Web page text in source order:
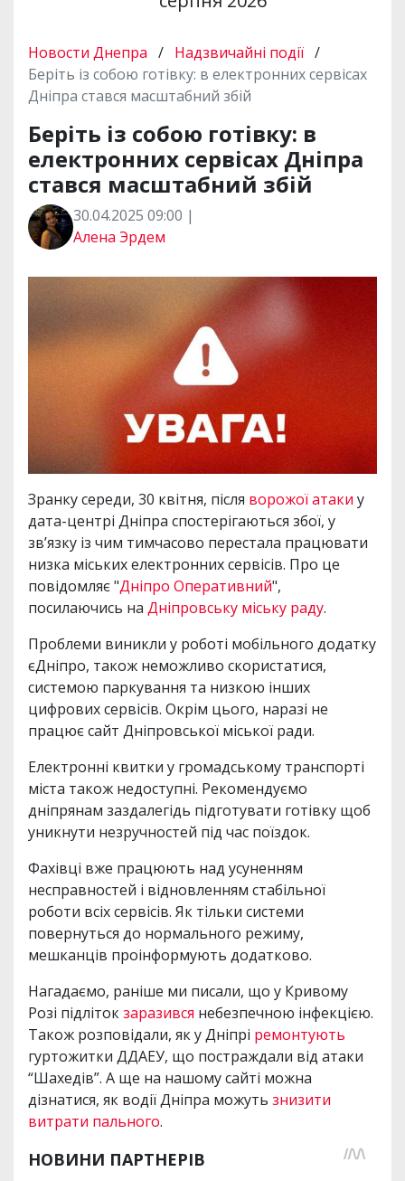
Новости Днепра / Надзвичайні події /
Беріть із собою готівку: в електронних сервісах
Дніпра стався масштабний збій
Беріть із собою готівку: в
електронних сервісах Дніпра
стався масштабний збій
30.04.2025 09:00 |
Алена Эрдем
Зранку середи, 30 квітня, після ворожої атаки у
дата-центрі Дніпра спостерігаються збої, у
зв’язку із чим тимчасово перестала працювати
низка міських електронних сервісів. Про це
повідомляє "Дніпро Оперативний",
посилаючись на Дніпровську міську раду.
Проблеми виникли у роботі мобільного додатку
єДніпро, також неможливо скористатися,
системою паркування та низкою інших
цифрових сервісів. Окрім цього, наразі не
працює сайт Дніпровської міської ради.
Електронні квитки у громадському транспорті
міста також недоступні. Рекомендуємо
дніпрянам заздалегідь підготувати готівку щоб
уникнути незручностей під час поїздок.
Фахівці вже працюють над усуненням
несправностей і відновленням стабільної
роботи всіх сервісів. Як тільки системи
повернуться до нормального режиму,
мешканців проінформують додатково.
Нагадаємо, раніше ми писали, що у Кривому
Розі підлітокзаразився небезпечною інфекцією.
Також розповідали, як у Дніпрі ремонтують
гуртожитки ДДАЕУ, що постраждали від атаки
“Шахедів”. А ще на нашому сайті можна
дізнатися, як водії Дніпра можуть знизити
витрати пального.